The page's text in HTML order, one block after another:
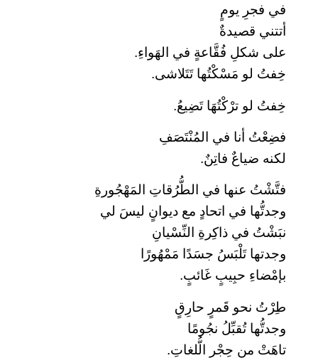
في فجرِ يومٍ
أتتني قصيدةٌ
على شكلِ فُقَّاعةٍ في الهَواءِ.
خِفتُ لو مَسْكْتُها تَتَلاشى.
خِفتُ لو ترْكْتُهَا تَضِيعُ.
فضِعْتُ أنا في المُنْتَصَفِ
لكنه ضياعٌ فاتِنٌ.
فتَّشْتُ عنها في الطُّرُقاتِ المَهْجُورةِ
وجدتُّها في اتحادٍ مع ديوانٍ ليسَ لي
نبَشْتُ في ذاكِرةِ النِّسْيانِ
وجدتها تَلْبَسُ جسَدًا مَمْهُورًا
بإمْضاءِ حبِيبٍ غَائبٍ.
طِرْتُ نحو قَمرٍ حارِقٍ
وجدتُّها تُقبِّلُ نجُومًا
تاهَتْ من حِجْرِ الُّلغاتِ.